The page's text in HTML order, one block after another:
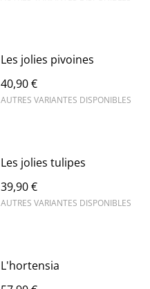
Les jolies pivoines
40,90 €
AUTRES VARIANTES DISPONIBLES
Les jolies tulipes
39,90 €
AUTRES VARIANTES DISPONIBLES
L'hortensia